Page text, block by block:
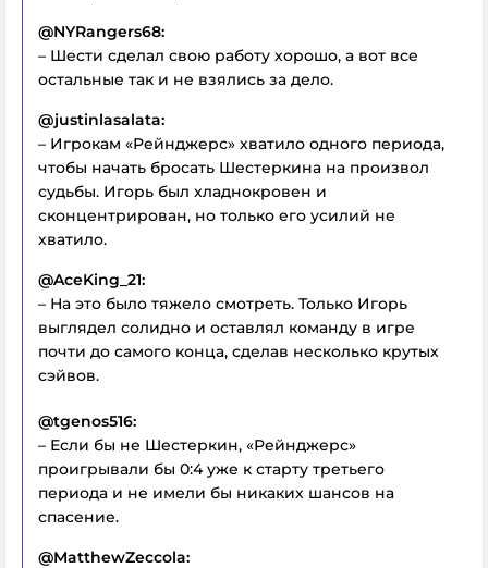
@NYRangers68:
– Шести сделал свою работу хорошо, а вот все
остальные так и не взялись за дело.
@justinlasalata:
– Игрокам «Рейнджерс» хватило одного периода,
чтобы начать бросать Шестеркина на произвол
судьбы. Игорь был хладнокровен и
сконцентрирован, но только его усилий не
хватило.
@AceKing_21:
– На это было тяжело смотреть. Только Игорь
выглядел солидно и оставлял команду в игре
почти до самого конца, сделав несколько крутых
сэйвов.
@tgenos516:
– Если бы не Шестеркин, «Рейнджерс»
проигрывали бы 0:4 уже к старту третьего
периода и не имели бы никаких шансов на
спасение.
@MatthewZeccola: